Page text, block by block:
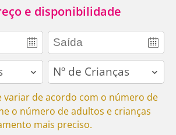
e disponibilidade
children
variar de acordo com o número de
o número de adultos e crianças
mais preciso.